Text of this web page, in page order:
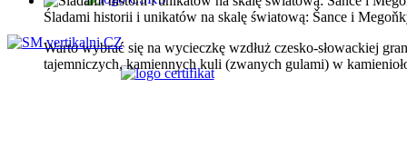
Śladami historii i unikatów na skalę światową: Šance i
Warto wybrać się na wycieczkę wzdłuż czesko-słowackiej
tajemniczych, kamiennych kuli (zwanych gulami) w